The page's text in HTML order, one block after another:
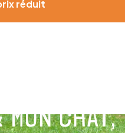
réduit
CHAT,